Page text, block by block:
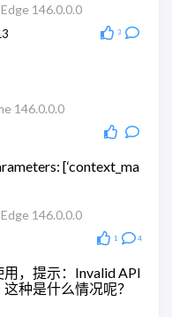
148.0.0.0
器人。
148.0.0.0
ai。单纯消耗token太贵
146.0.0.0
3
146.0.0.0
[‘context_ma
146.0.0.0
1 4
，提示：Invalid API
种是什么情况呢？